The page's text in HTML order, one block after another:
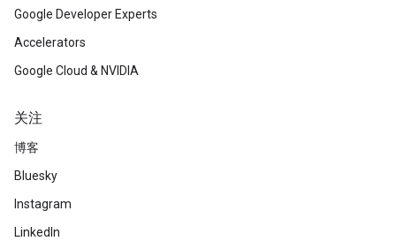
Google Developer Experts
Accelerators
Google Cloud & NVIDIA
关注
博客
Bluesky
Instagram
LinkedIn